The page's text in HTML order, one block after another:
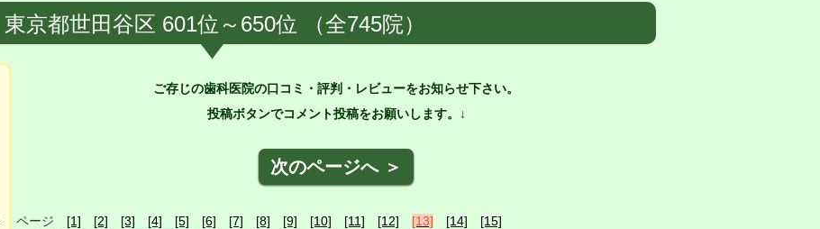
東京都世田谷区 601位～650位 （全745院）
ご存じの歯科医院の口コミ・評判・レビューをお知らせ下さい。
投稿ボタンでコメント投稿をお願いします。↓
次のページへ ＞
ページ [1] [2] [3] [4] [5] [6] [7] [8] [9] [10] [11] [12] [13] [14]
[15]